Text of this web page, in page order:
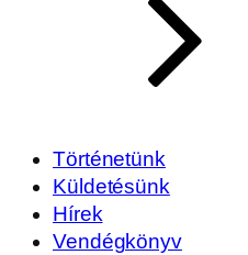
Történetünk
Küldetésünk
Hírek
Vendégkönyv